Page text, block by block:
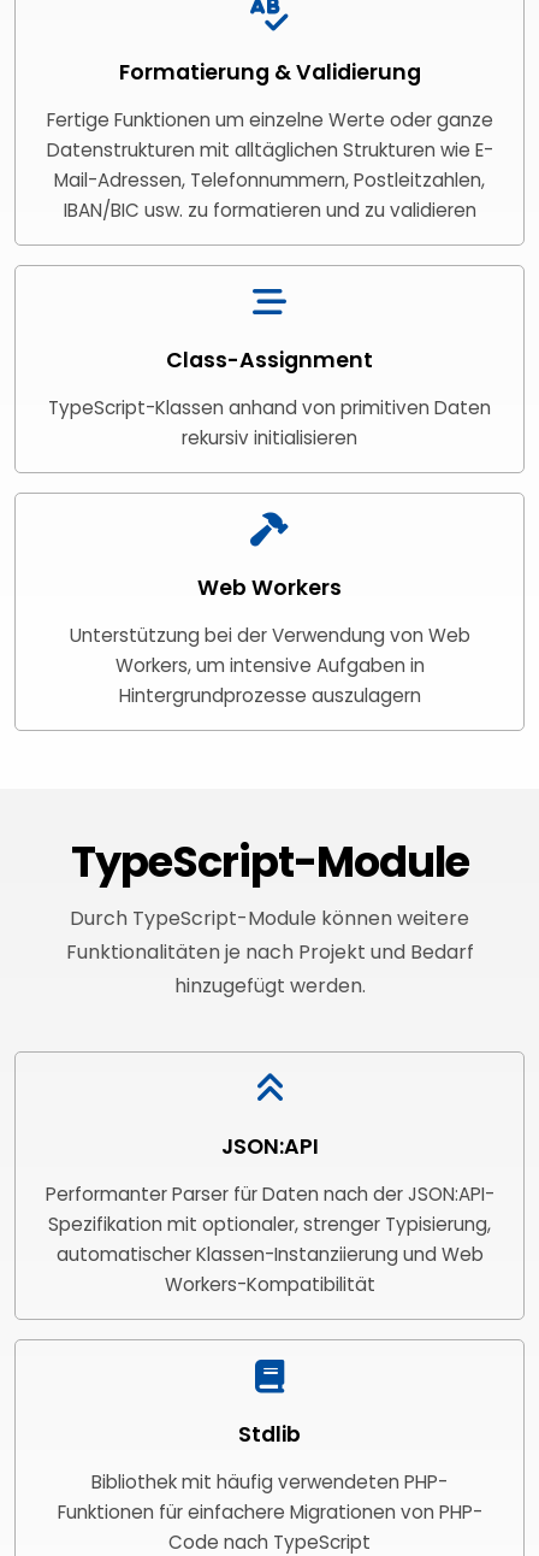
Formatierung & Validierung
Fertige Funktionen um einzelne Werte oder ganze
Datenstrukturen mit alltäglichen Strukturen wie E-
Mail-Adressen, Telefonnummern, Postleitzahlen,
IBAN/BIC usw. zu formatieren und zu validieren
Class-Assignment
TypeScript-Klassen anhand von primitiven Daten
rekursiv initialisieren
Web Workers
Unterstützung bei der Verwendung von Web
Workers, um intensive Aufgaben in
Hintergrundprozesse auszulagern
TypeScript-Module
Durch TypeScript-Module können weitere
Funktionalitäten je nach Projekt und Bedarf
hinzugefügt werden.
JSON:API
Performanter Parser für Daten nach der JSON:API-
Spezifikation mit optionaler, strenger Typisierung,
automatischer Klassen-Instanziierung und Web
Workers-Kompatibilität
Stdlib
Bibliothek mit häufig verwendeten PHP-
Funktionen für einfachere Migrationen von PHP-
Code nach TypeScript